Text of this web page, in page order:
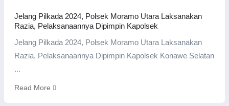
Jelang Pilkada 2024, Polsek Moramo Utara Laksanakan
Razia, Pelaksanaannya Dipimpin Kapolsek
Jelang Pilkada 2024, Polsek Moramo Utara Laksanakan
Razia, Pelaksanaannya Dipimpin Kapolsek Konawe Selatan
...
Read More